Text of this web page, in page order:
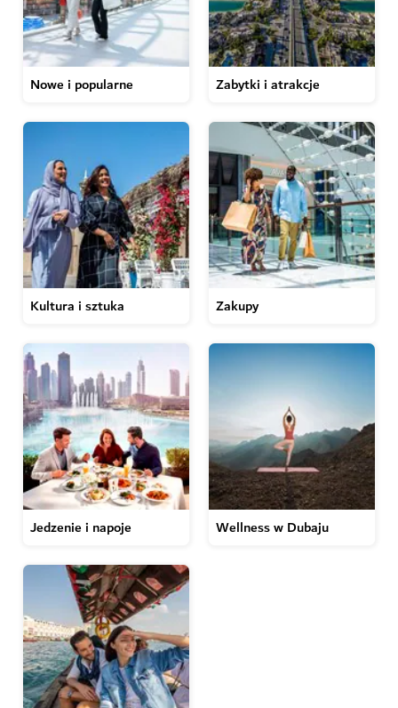
Nowe i popularne Zabytki i atrakcje
Kultura i sztuka Zakupy
Jedzenie i napoje Wellness w Dubaju